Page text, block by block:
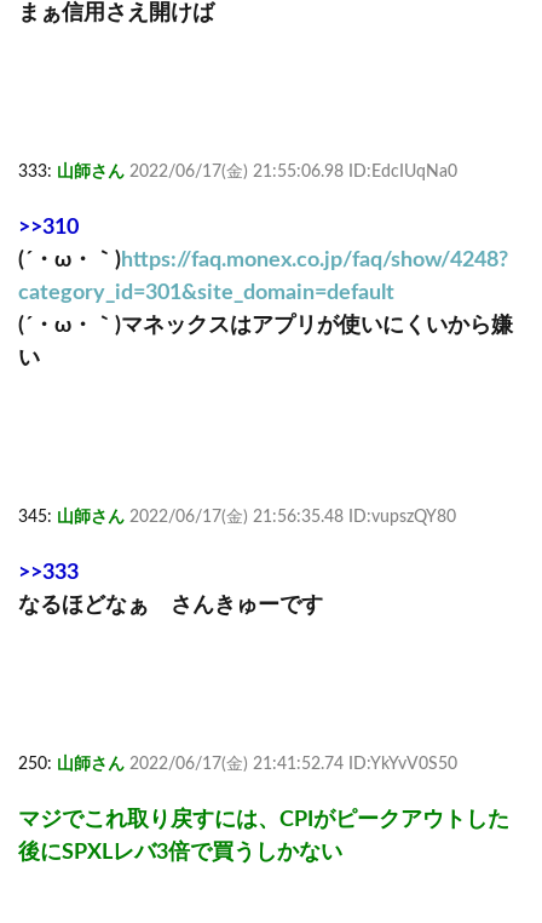
まぁ信用さえ開けば
333: 山師さん 2022/06/17(金) 21:55:06.98 ID:EdcIUqNa0
>>310
(´・ω・｀)https://faq.monex.co.jp/faq/show/4248?
category_id=301&site_domain=default
(´・ω・｀)マネックスはアプリが使いにくいから嫌
い
345: 山師さん 2022/06/17(金) 21:56:35.48 ID:vupszQY80
>>333
なるほどなぁ さんきゅーです
250: 山師さん 2022/06/17(金) 21:41:52.74 ID:YkYvV0S50
マジでこれ取り戻すには、CPIがピークアウトした
後にSPXLレバ3倍で買うしかない